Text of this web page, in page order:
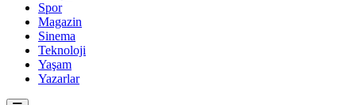
Spor
Magazin
Sinema
Teknoloji
Yaşam
Yazarlar